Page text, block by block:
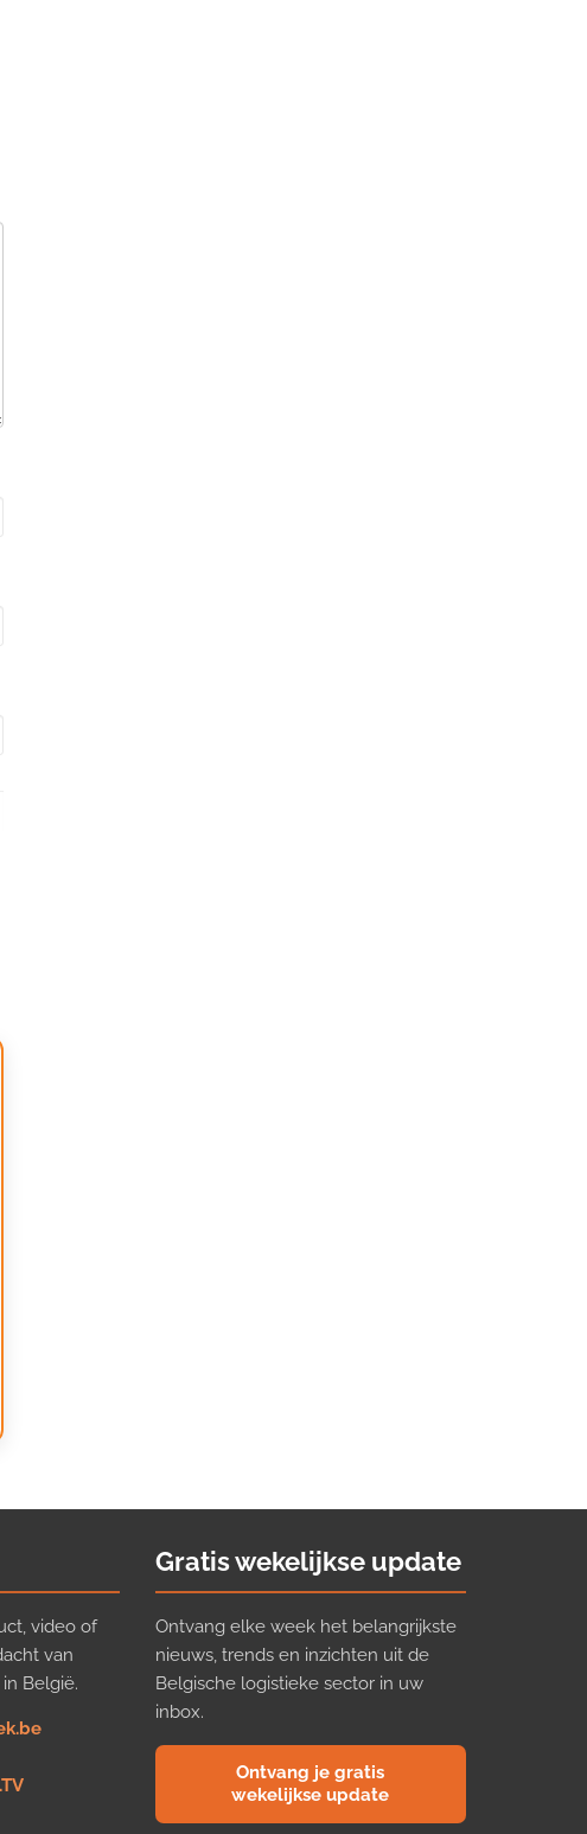
video of
van
België.
Gratis wekelijkse update
Ontvang elke week het belangrijkste
nieuws, trends en inzichten uit de
Belgische logistieke sector in uw
inbox.
Ontvang je gratis
wekelijkse update